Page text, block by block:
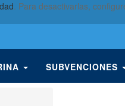
. Para desactivarlas,
SUBVENCIONES